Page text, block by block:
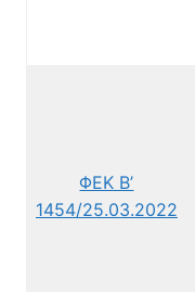
ΦΕΚ Β’
1454/25.03.2022